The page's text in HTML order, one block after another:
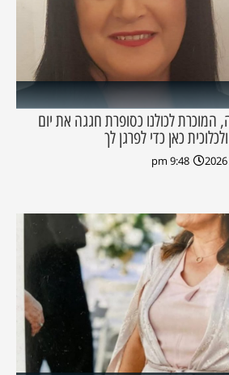
המוכרת לכולנו כסופרת חגגה את יום
כאן כדי לפרגן לך
9:48 pm